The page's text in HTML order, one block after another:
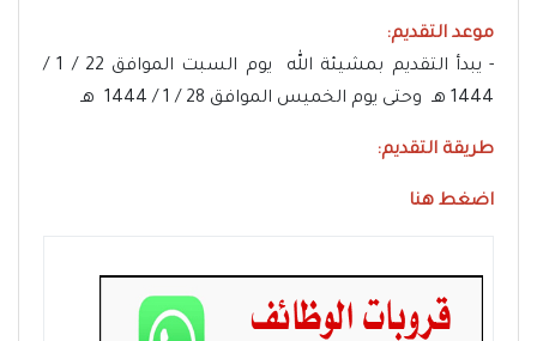
موعد التقديم:
- يبدأ التقديم بمشيئة الله يوم السبت الموافق 22 / 1 /
1444 هـ وحتى يوم الخميس الموافق 28 / 1 / 1444 هـ
طريقة التقديم:
اضغط هنا